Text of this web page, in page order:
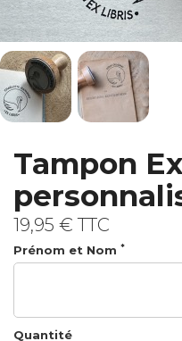
Tampon
19,95 € TTC
Prénom et Nom *
Quantité